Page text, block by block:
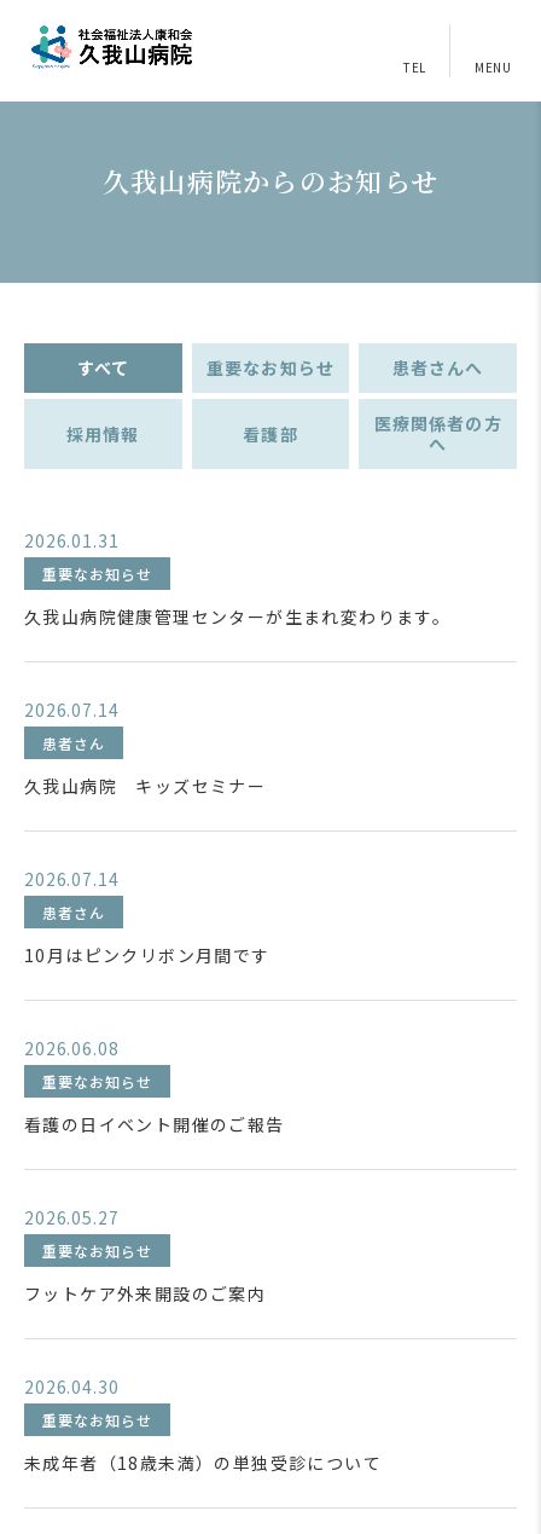
TEL MENU
久我山病院からのお知らせ
すべて 重要なお知らせ 患者さんへ
採用情報 看護部
医療関係者の方
へ
2026.01.31
重要なお知らせ
久我山病院健康管理センターが生まれ変わります。
2026.07.14
患者さん
久我山病院 キッズセミナー
2026.07.14
患者さん
10月はピンクリボン月間です
2026.06.08
重要なお知らせ
看護の日イベント開催のご報告
2026.05.27
重要なお知らせ
フットケア外来開設のご案内
2026.04.30
重要なお知らせ
未成年者（18歳未満）の単独受診について